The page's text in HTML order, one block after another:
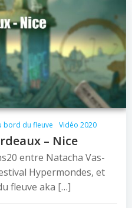
bord du fleuve Vidéo 2020
– Nice
entre Natacha Vas-
Hypermondes, et
fleuve aka […]